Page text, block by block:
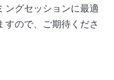
ングセッションに最適
ので、ご期待くださ